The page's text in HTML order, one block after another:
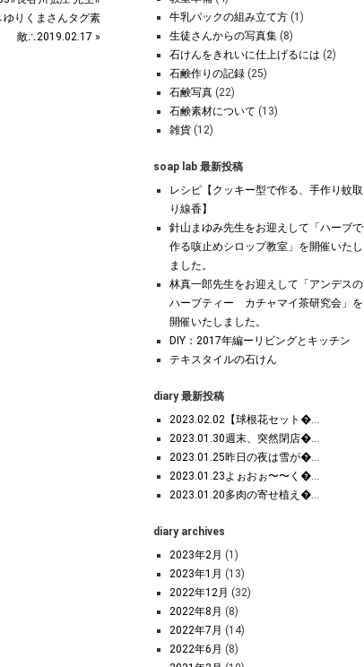
りくまさんタグ素
敵︎∴2019.02.17 »
牛乳パックの組み立て方 (1)
生徒さんからの写真集 (8)
石けんをきれいに仕上げるには (2)
石鹸作りの記録 (25)
石鹸写真 (22)
石鹸素材について (13)
雑貨 (12)
soap lab 最新投稿
レシピ【クッキー型で作る、手作り蚊取
り線香】
針山まゆみ先生をお迎えして「ハーブで
作る咳止めシロップ教室」を開催いたし
ました。
林真一郎先生をお迎えして「アンデスの
ハーブティー カチャマイ茶研究会」を
開催いたしました。
DIY：2017年編ーリビングとキッチン
テキスタイルの石けん
diary 最新投稿
2023.02.02【球根花セット�...
2023.01.30週末、突然閉店�...
2023.01.25昨日の夜は雪が�...
2023.01.23よぉおぉ〜〜く�...
2023.01.20多肉の寄せ植え�...
diary archives
2023年2月 (1)
2023年1月 (13)
2022年12月 (32)
2022年8月 (8)
2022年7月 (14)
2022年6月 (8)